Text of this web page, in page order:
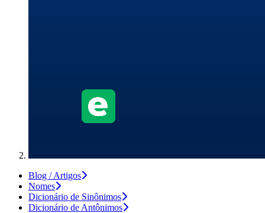
Blog / Artigos
Nomes
Dicionário de Sinônimos
Dicionário de Antônimos